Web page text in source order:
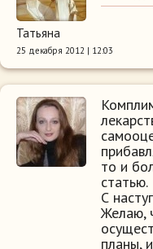
Татьяна
25 декабря 2012 | 12:03
то и
статью.
С
Желаю,
планы,